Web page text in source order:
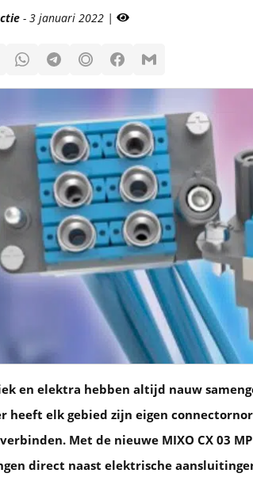
- 3 januari 2022 |
en elektra hebben altijd nauw
heeft elk gebied zijn eigen
Met de nieuwe MIXO CX 03
direct naast elektrische